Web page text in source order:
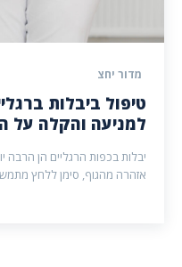
מדור יחצ
טיפול ביבלות
למניעה והקלה על
יבלות בכפות הרגליים הן הרבה
אזהרה מהגוף, סימן ללחץ